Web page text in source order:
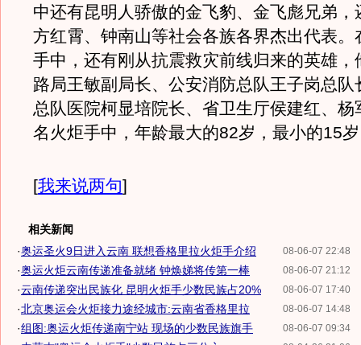
中还有昆明人骄傲的金飞豹、金飞彪兄弟，
方红霄、钟南山等社会各族各界杰出代表。
手中，还有刚从抗震救灾前线归来的英雄，
路局王敏副局长、公安消防总队王子岗总队
总队医院柯显培院长、省卫生厅侯建红、杨
名火炬手中，年龄最大的82岁，最小的15
[我来说两句]
相关新闻
08-06-07 22:48
·奥运圣火9日进入云南 联想香格里拉火炬手介绍
08-06-07 21:12
·奥运火炬云南传递准备就绪 钟焕娣将传第一棒
08-06-07 17:40
·云南传递突出民族化 昆明火炬手少数民族占20%
08-06-07 14:48
·北京奥运会火炬接力途经城市:云南省香格里拉
08-06-07 09:34
·组图:奥运火炬传递南宁站 现场的少数民族旗手